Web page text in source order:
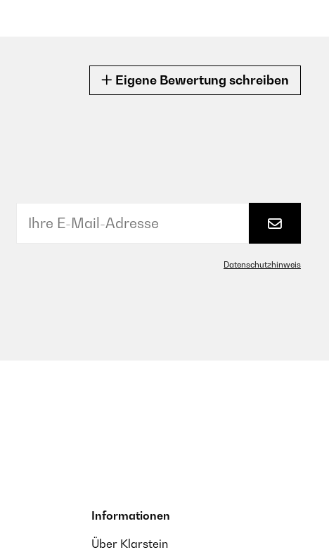
Eigene Bewertung schreiben
Datenschutzhinweis
Informationen
Über Klarstein